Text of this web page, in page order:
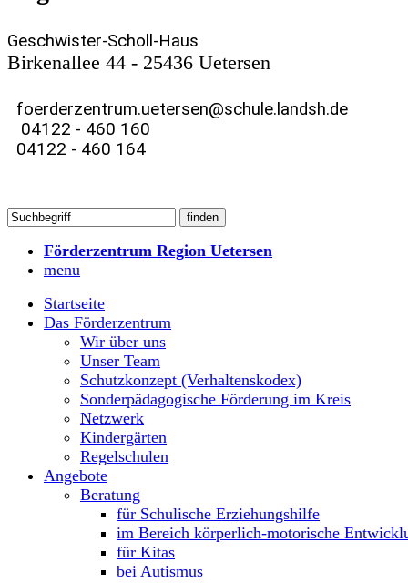
Geschwister-Scholl-Haus
Birkenallee 44 - 25436 Uetersen
foerderzentrum.uetersen@schule.landsh.de
04122 - 460 160
04122 - 460 164
Förderzentrum Region Uetersen
menu
Startseite
Das Förderzentrum
Wir über uns
Unser Team
Schutzkonzept (Verhaltenskodex)
Sonderpädagogische Förderung im Kreis
Netzwerk
Kindergärten
Regelschulen
Angebote
Beratung
für Schulische Erziehungshilfe
im Bereich körperlich-motorische
für Kitas
bei Autismus